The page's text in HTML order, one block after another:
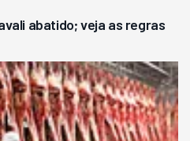
abatido; veja as regras